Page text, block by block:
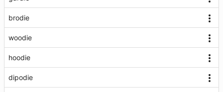
brodie
woodie
hoodie
dipodie